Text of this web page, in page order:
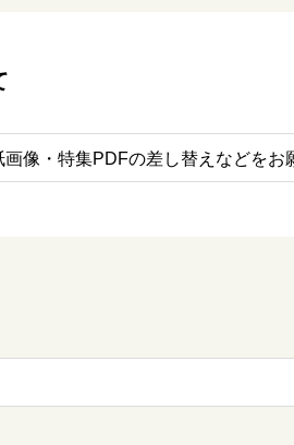
像・特集PDFの差し替えなどをお